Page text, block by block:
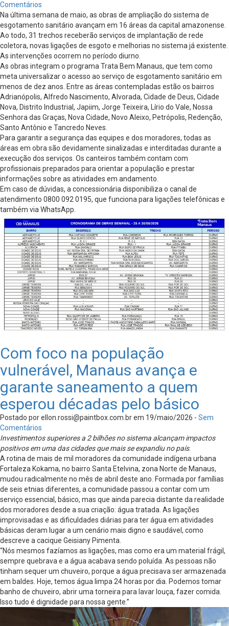
Comentários
Na última semana de maio, as obras de ampliação do sistema de
esgotamento sanitário avançam em 16 áreas da capital amazonense.
Ao todo, 31 trechos receberão serviços de implantação de rede
coletora, novas ligações de esgoto e melhorias no sistema já existente.
As intervenções ocorrem no período diurno.
As obras integram o programa Trata Bem Manaus, que tem como
meta universalizar o acesso ao serviço de esgotamento sanitário em
menos de dez anos. Entre as áreas contempladas estão os bairros
Adrianópolis, Alfredo Nascimento, Alvorada, Cidade de Deus, Cidade
Nova, Distrito Industrial, Japiim, Jorge Teixeira, Lírio do Vale, Nossa
Senhora das Graças, Nova Cidade, Novo Aleixo, Petrópolis, Redenção,
Santo Antônio e Tancredo Neves.
Para garantir a segurança das equipes e dos moradores, todas as
áreas em obra são devidamente sinalizadas e interditadas durante a
execução dos serviços. Os canteiros também contam com
profissionais preparados para orientar a população e prestar
informações sobre as atividades em andamento.
Em caso de dúvidas, a concessionária disponibiliza o canal de
atendimento 0800 092 0195, que funciona para ligações telefônicas e
também via WhatsApp.
Com foco na população
vulnerável, Manaus avança e
garante saneamento a quem
esperou décadas pelo básico
Postado porellon.rossi@paintbox.com.brem 19/maio/2026 - Sem
Comentários
Investimentos superiores a 2 bilhões no sistema alcançam impactos
positivos em uma das cidades que mais se expandiu no país.
A rotina de mais de mil moradores da comunidade indígena urbana
Fortaleza Kokama, no bairro Santa Etelvina, zona Norte de Manaus,
mudou radicalmente no mês de abril deste ano. Formada por famílias
de seis etnias diferentes, a comunidade passou a contar com um
serviço essencial, básico, mas que ainda parecia distante da realidade
dos moradores desde a sua criação: água tratada. As ligações
improvisadas e as dificuldades diárias para ter água em atividades
básicas deram lugar a um cenário mais digno e saudável, como
descreve a cacique Geisiany Pimenta.
“Nós mesmos fazíamos as ligações, mas como era um material frágil,
sempre quebrava e a água acabava sendo poluída. As pessoas não
tinham sequer um chuveiro, porque a água precisava ser armazenada
em baldes. Hoje, temos água limpa 24 horas por dia. Podemos tomar
banho de chuveiro, abrir uma torneira para lavar louça, fazer comida.
Isso tudo é dignidade para nossa gente.”